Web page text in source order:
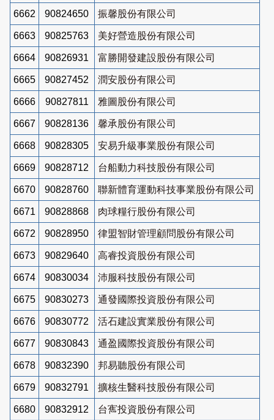
6662 90824650 振馨股份有限公司
6663 90825763 美好營造股份有限公司
6664 90826931 富勝開發建設股份有限公司
6665 90827452 潤安股份有限公司
6666 90827811 雅圖股份有限公司
6667 90828136 馨承股份有限公司
6668 90828305 安易升級事業股份有限公司
6669 90828712 台船動力科技股份有限公司
6670 90828760 聯新體育運動科技事業股份有限公司
6671 90828868 肉球糧行股份有限公司
6672 90828950 律盟智財管理顧問股份有限公司
6673 90829640 高睿投資股份有限公司
6674 90830034 沛服科技股份有限公司
6675 90830273 通發國際投資股份有限公司
6676 90830772 活石建設實業股份有限公司
6677 90830843 通盈國際投資股份有限公司
6678 90832390 邦易聽股份有限公司
6679 90832791 擴核生醫科技股份有限公司
6680 90832912 台寯投資股份有限公司